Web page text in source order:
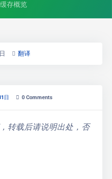
存概览
翻译
日 0 Comments
转载后请说明出处，否